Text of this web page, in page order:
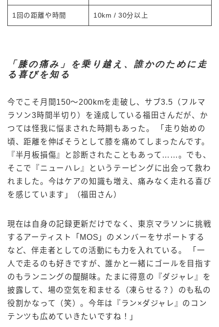
1回の距離や時間 10km / 30分以上
「膝の痛み」を乗り越え、誰かのために走
る喜びを知る
今でこそ月間150〜200kmを走破し、サブ3.5（フルマ
ラソン3時間半切り）を達成している福田さんだが、か
つては怪我に悩まされた時期もあった。 「走り始めの
頃、距離を伸ばそうとして膝を痛めてしまったんです。
『半月板損傷』と診断されたこともあって……。でも、
そこで『ニューハレ』というテーピングに出会って救わ
れました。今はケアの知識も増え、痛みなく走れる喜び
を感じています」（福田さん）
現在は自身の記録更新だけでなく、東京マラソンに挑戦
するアーティスト「MOS」のメンバーをサポートする
など、伴走者としての活動にも力を入れている。 「一
人で走るのも好きですが、誰かと一緒にゴールを目指す
のもランニングの醍醐味。たまに得意の『ダジャレ』を
披露して、場の空気を和ませる（凍らせる？）のも私の
役割かなって（笑）。今年は『ラン×ダジャレ』のコン
テンツも広めていきたいですね！」